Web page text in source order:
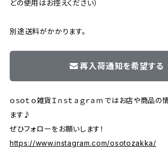
どの使用はお控えください）
別途送料がかかります。
再入荷通知を希望する
ｏｓｏｔｏ雑貨Ｉｎｓｔａｇｒａｍではお店や商品
ます♪
ぜひフォローをお願いします！
https://www.instagram.com/osotozakka/